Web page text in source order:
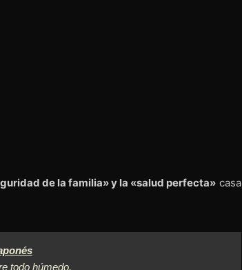
de la familia» y la «salud perfecta» casa
todo húmedo.